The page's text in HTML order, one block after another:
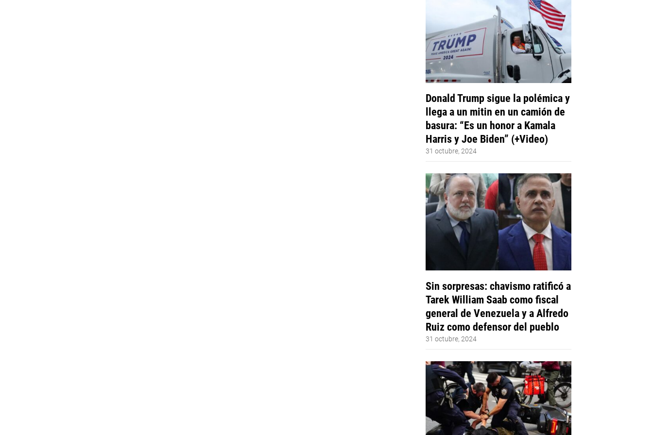
Donald Trump sigue la polémica y
llega a un mitin en un camión de
basura: “Es un honor a Kamala
Harris y Joe Biden” (+Video)
31 octubre, 2024
Sin sorpresas: chavismo ratificó a
Tarek William Saab como fiscal
general de Venezuela y a Alfredo
Ruiz como defensor del pueblo
31 octubre, 2024